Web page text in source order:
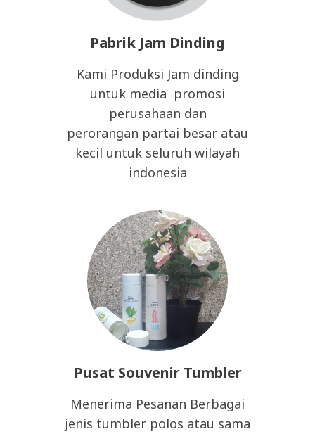
Pabrik Jam Dinding
Kami Produksi Jam dinding
untuk media promosi
perusahaan dan
perorangan partai besar atau
kecil untuk seluruh wilayah
indonesia
Pusat Souvenir Tumbler
Menerima Pesanan Berbagai
jenis tumbler polos atau sama